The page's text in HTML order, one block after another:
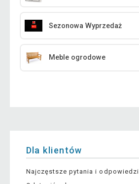
Sezonowa Wyprzedaż
Meble ogrodowe
Dla klientów
Najczęstsze pytania i odpowiedzi